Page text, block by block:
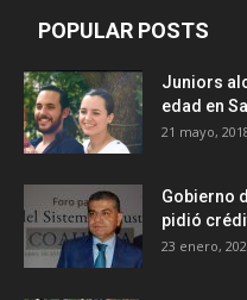
POPULAR POSTS
Juniors
edad en
21 mayo,
Gobierno
pidió
23 enero,